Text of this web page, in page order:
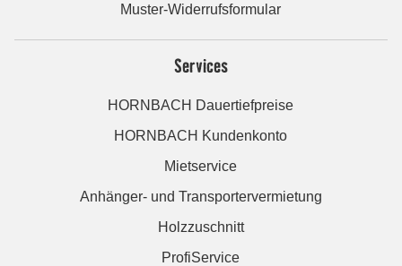
Muster-Widerrufsformular
Services
HORNBACH Dauertiefpreise
HORNBACH Kundenkonto
Mietservice
Anhänger- und Transportervermietung
Holzzuschnitt
ProfiService